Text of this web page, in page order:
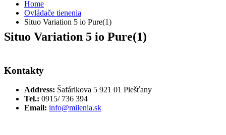
Home
Ovládače tienenia
Situo Variation 5 io Pure(1)
Situo Variation 5 io Pure(1)
Kontakty
Address: Šafárikova 5 921 01 Piešťany
Tel.: 0915/ 736 394
Email: info@milenia.sk